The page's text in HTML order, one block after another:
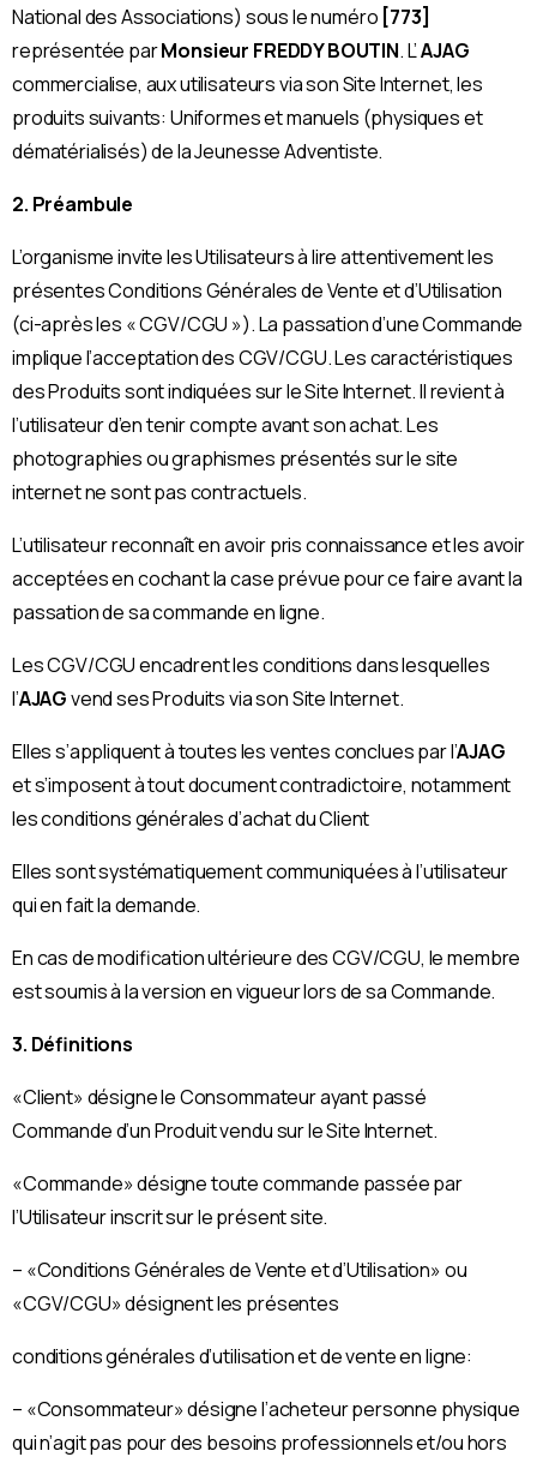
National des Associations) sous le numéro [773]
représentée parMonsieur FREDDY BOUTIN. L’AJAG
commercialise, aux utilisateurs via son Site Internet, les
produits suivants: Uniformes et manuels (physiques et
dématérialisés) de la Jeunesse Adventiste.
2. Préambule
L’organisme invite les Utilisateurs à lire attentivement les
présentes Conditions Générales de Vente et d’Utilisation
(ci-après les « CGV/CGU »). La passation d’une Commande
implique l’acceptation des CGV/CGU. Les caractéristiques
des Produits sont indiquées sur le Site Internet. Il revient à
l’utilisateur d’en tenir compte avant son achat. Les
photographies ou graphismes présentés sur le site
internet ne sont pas contractuels.
L’utilisateur reconnaît en avoir pris connaissance et les avoir
acceptées en cochant la case prévue pour ce faire avant la
passation de sa commande en ligne.
Les CGV/CGU encadrent les conditions dans lesquelles
l’AJAGvend ses Produits via son Site Internet.
Elles s’appliquent à toutes les ventes conclues par l’AJAG
et s’imposent à tout document contradictoire, notamment
les conditions générales d’achat du Client
Elles sont systématiquement communiquées à l’utilisateur
qui en fait la demande.
En cas de modification ultérieure des CGV/CGU, le membre
est soumis à la version en vigueur lors de sa Commande.
3. Définitions
«Client» désigne le Consommateur ayant passé
Commande d’un Produit vendu sur le Site Internet.
«Commande» désigne toute commande passée par
l’Utilisateur inscrit sur le présent site.
– «Conditions Générales de Vente et d’Utilisation» ou
«CGV/CGU» désignent les présentes
conditions générales d’utilisation et de vente en ligne:
– «Consommateur» désigne l’acheteur personne physique
qui n’agit pas pour des besoins professionnels et/ou hors